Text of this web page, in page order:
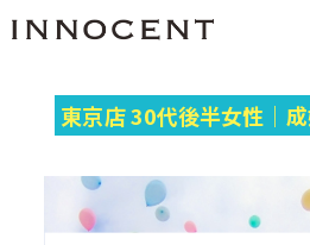
東京店 30代後半女性｜成